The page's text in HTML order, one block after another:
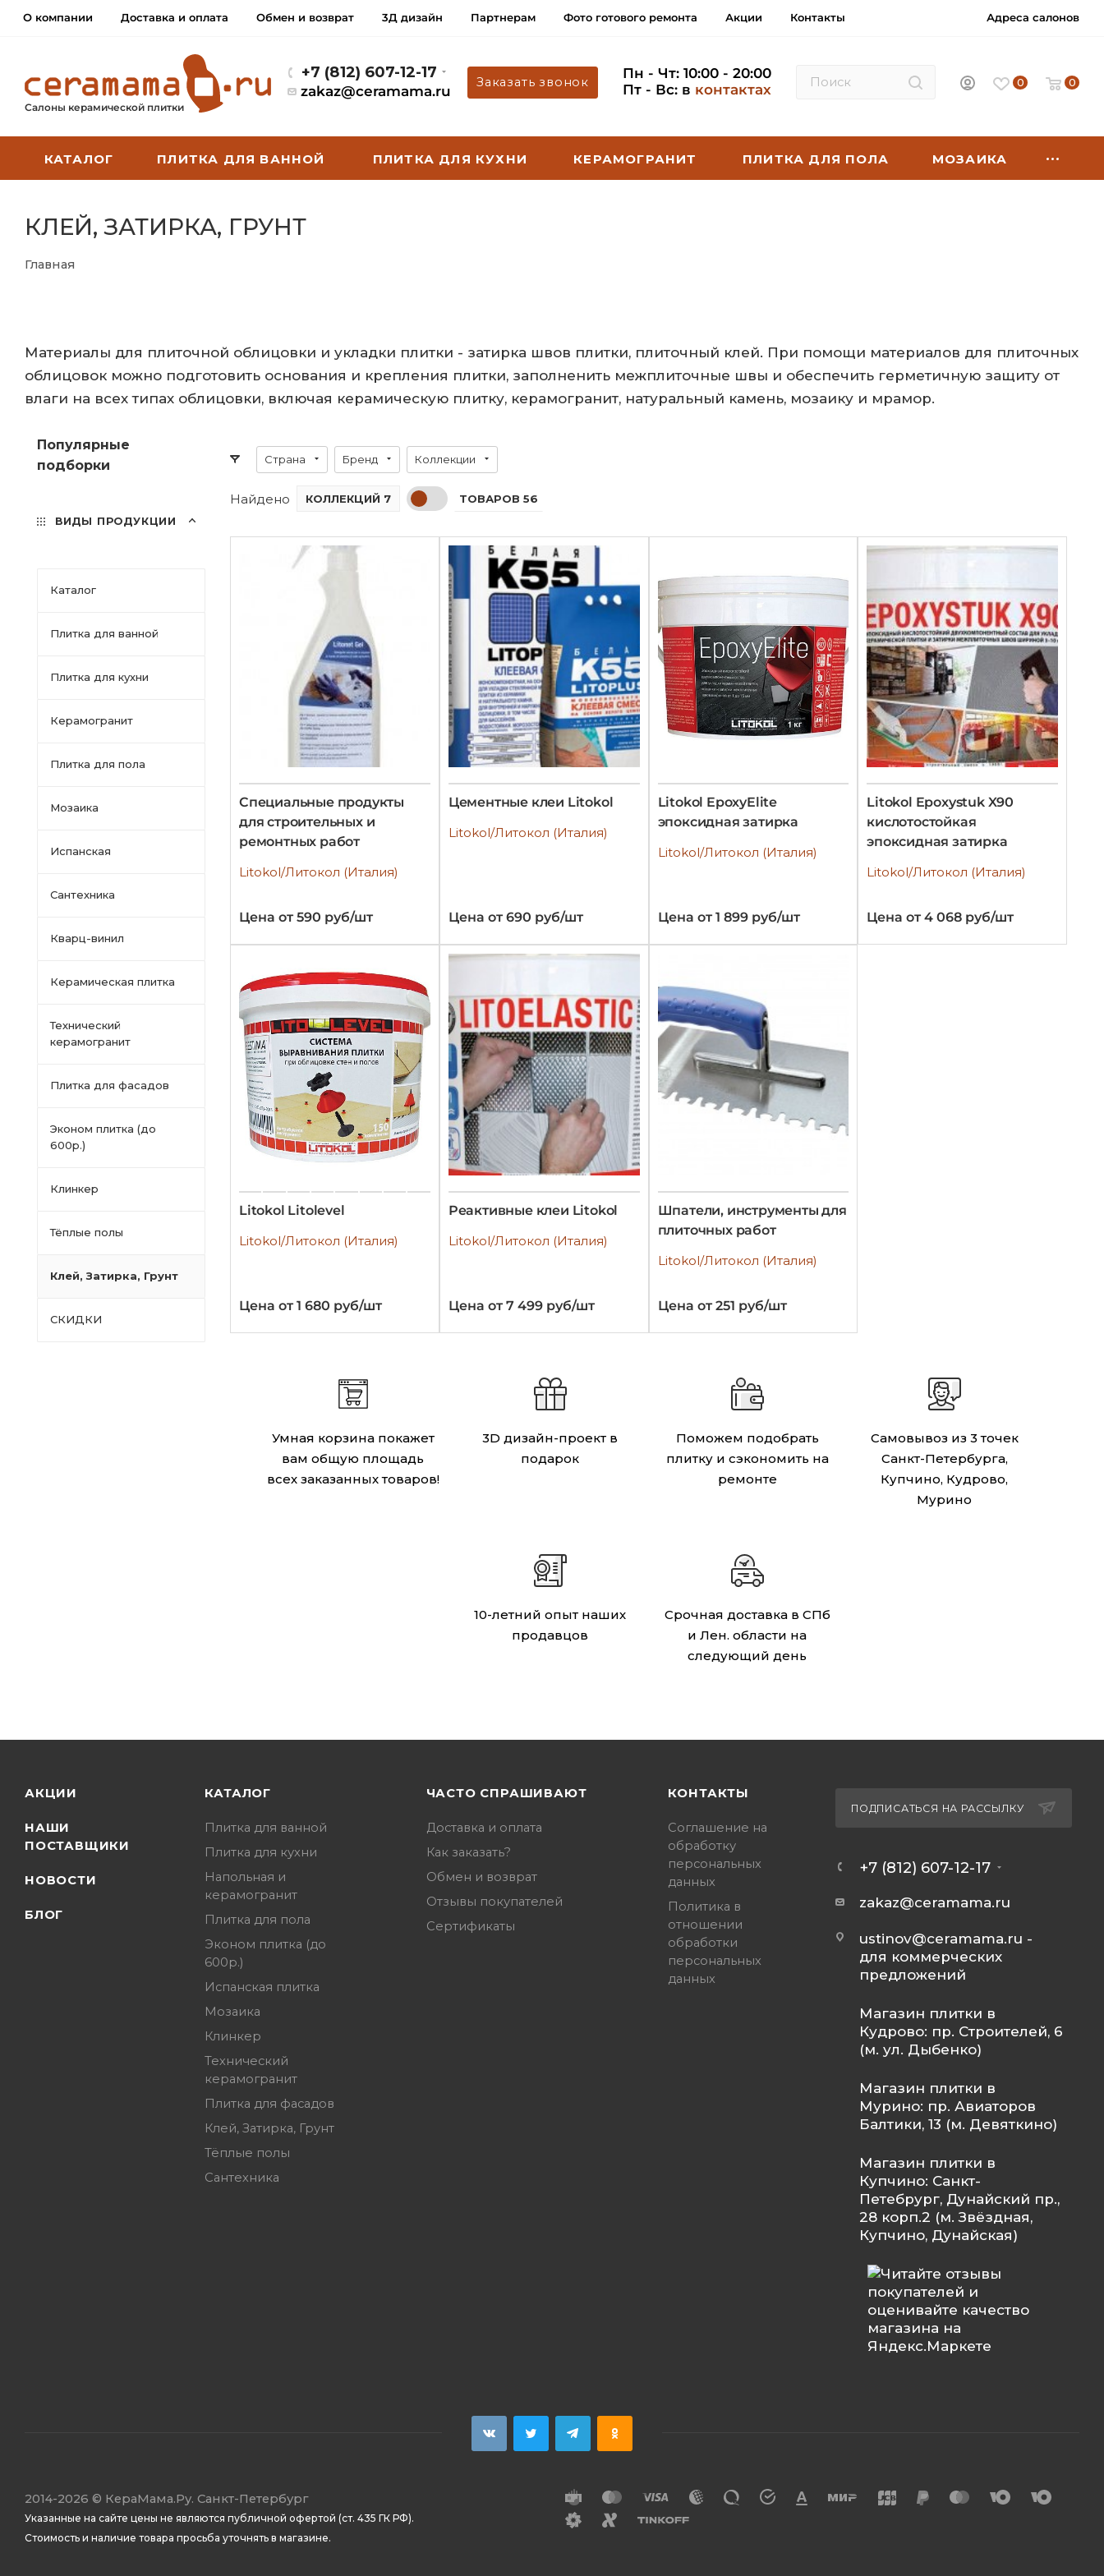
О компании Доставка и оплата Обмен и возврат 3Д дизайн Партнерам Фото готового ремонта Акции Контакты Адреса салонов
Салоны керамической плитки
+7 (812) 607-12-17
zakaz@ceramama.ru
Заказать звонок
Пн - Чт: 10:00 - 20:00
Пт - Вс: в контактах 0 0
КАТАЛОГ ПЛИТКА ДЛЯ ВАННОЙ ПЛИТКА ДЛЯ КУХНИ КЕРАМОГРАНИТ ПЛИТКА ДЛЯ ПОЛА МОЗАИКА
КЛЕЙ, ЗАТИРКА, ГРУНТ
Главная
Материалы для плиточной облицовки и укладки плитки - затирка швов плитки, плиточный клей. При помощи материалов для плиточных
облицовок можно подготовить основания и крепления плитки, заполненить межплиточные швы и обеспечить герметичную защиту от
влаги на всех типах облицовки, включая керамическую плитку, керамогранит, натуральный камень, мозаику и мрамор.
Популярные
подборки
ВИДЫ ПРОДУКЦИИ
Каталог
Плитка для ванной
Плитка для кухни
Керамогранит
Плитка для пола
Мозаика
Испанская
Сантехника
Кварц-винил
Керамическая плитка
Технический
керамогранит
Плитка для фасадов
Эконом плитка (до
600р.)
Клинкер
Тёплые полы
Клей, Затирка, Грунт
СКИДКИ
Страна Бренд Коллекции
Найдено КОЛЛЕКЦИЙ 7 ТОВАРОВ 56
Специальные продукты
для строительных и
ремонтных работ
Litokol/Литокол (Италия)
Цена от 590 руб/шт
Цементные клеи Litokol
Litokol/Литокол (Италия)
Цена от 690 руб/шт
Litokol EpoxyElite
эпоксидная затирка
Litokol/Литокол (Италия)
Цена от 1 899 руб/шт
Litokol Epoxystuk X90
кислотостойкая
эпоксидная затирка
Litokol/Литокол (Италия)
Цена от 4 068 руб/шт
Litokol Litolevel
Litokol/Литокол (Италия)
Цена от 1 680 руб/шт
Реактивные клеи Litokol
Litokol/Литокол (Италия)
Цена от 7 499 руб/шт
Шпатели, инструменты для
плиточных работ
Litokol/Литокол (Италия)
Цена от 251 руб/шт
Умная корзина покажет
вам общую площадь
всех заказанных товаров!
3D дизайн-проект в
подарок
Поможем подобрать
плитку и сэкономить на
ремонте
Самовывоз из 3 точек
Санкт-Петербурга,
Купчино, Кудрово,
Мурино
10-летний опыт наших
продавцов
Срочная доставка в СПб
и Лен. области на
следующий день
АКЦИИ
НАШИ
ПОСТАВЩИКИ
НОВОСТИ
БЛОГ
КАТАЛОГ
Плитка для ванной
Плитка для кухни
Напольная и
керамогранит
Плитка для пола
Эконом плитка (до
600р.)
Испанская плитка
Мозаика
Клинкер
Технический
керамогранит
Плитка для фасадов
Клей, Затирка, Грунт
Тёплые полы
Сантехника
ЧАСТО СПРАШИВАЮТ
Доставка и оплата
Как заказать?
Обмен и возврат
Отзывы покупателей
Сертификаты
КОНТАКТЫ
Соглашение на
обработку
персональных
данных
Политика в
отношении
обработки
персональных
данных
ПОДПИСАТЬСЯ НА РАССЫЛКУ
+7 (812) 607-12-17
zakaz@ceramama.ru
ustinov@ceramama.ru -
для коммерческих
предложений
Магазин плитки в
Кудрово: пр. Строителей, 6
(м. ул. Дыбенко)
Магазин плитки в
Мурино: пр. Авиаторов
Балтики, 13 (м. Девяткино)
Магазин плитки в
Купчино: Санкт-
Петебрург, Дунайский пр.,
28 корп.2 (м. Звёздная,
Купчино, Дунайская)
2014-2026 © КераМама.Ру. Санкт-Петербург
Указанные на сайте цены не являются публичной офертой (ст. 435 ГК РФ).
Стоимость и наличие товара просьба уточнять в магазине.